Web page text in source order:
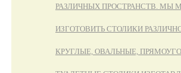
РАЗЛИЧНЫХ ПРОСТРАНСТВ. МЫ
ИЗГОТОВИТЬ СТОЛИКИ
КРУГЛЫЕ, ОВАЛЬНЫЕ,